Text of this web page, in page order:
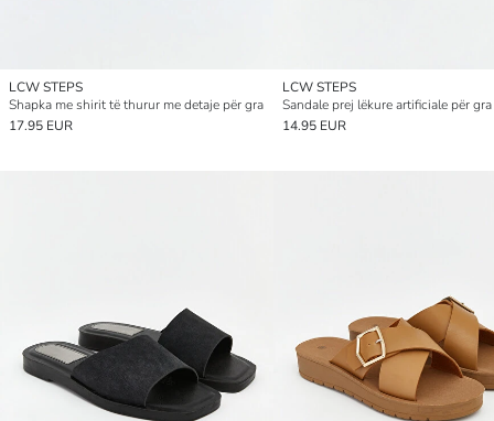
LCW STEPS
Shapka me shirit të thurur me detaje për gra
17.95 EUR
LCW STEPS
Sandale prej lëkure artificiale për gra
14.95 EUR